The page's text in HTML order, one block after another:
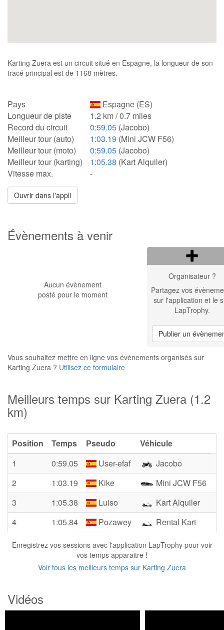
Karting Zuera est un circuit situé en Espagne, la longueur de son
tracé principal est de 1168 mètres.
Pays
Espagne (ES)
Longueur de piste
1.2 km / 0.7 miles
Record du circuit
0:59.05 (Jacobo)
Meilleur tour (auto)
1:03.19 (Mini JCW F56)
Meilleur tour (moto)
0:59.05 (Jacobo)
Meilleur tour (karting)
1:05.38 (Kart Alquiler)
Vitesse max.
-
Ouvrir dans l'appli
Évènements à venir
Aucun évènement
posté pour le moment
Organisateur ?
Partagez vos
sur l'application et le
LapTrophy.
Publier un
Vous souhaitez mettre en ligne vos évènements organisés sur
Karting Zuera ? Utilisez ce formulaire
Meilleurs temps sur Karting Zuera (1.2
km)
Position Temps Pseudo
Véhicule
1
0:59.05 User-efaf
Jacobo
2
1:03.19 Kike
Mini JCW F56
3
1:05.38 Luiso
Kart Alquiler
4
1:05.84 Pozawey Rental Kart
Enregistrez vos sessions avec l'application LapTrophy pour voir
vos temps apparaitre !
Voir tous les meilleurs temps sur Karting Zuera
Vidéos